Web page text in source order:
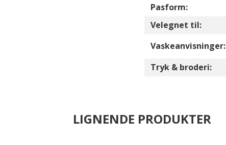
Pasform:
Velegnet til:
Vaskeanvisninger:
Tryk & broderi:
LIGNENDE PRODUKTER